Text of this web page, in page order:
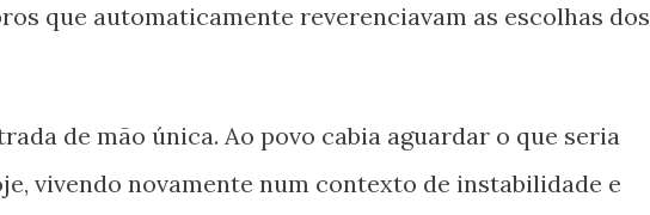
que automaticamente reverenciavam as escolhas dos
de mão única. Ao povo cabia aguardar o que seria
vivendo novamente num contexto de instabilidade e